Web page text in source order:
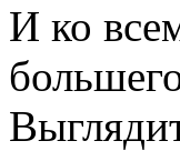
И ко